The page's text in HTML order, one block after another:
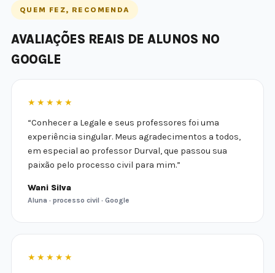
QUEM FEZ, RECOMENDA
AVALIAÇÕES REAIS DE ALUNOS NO
GOOGLE
★★★★★
“Conhecer a Legale e seus professores foi uma
experiência singular. Meus agradecimentos a todos,
em especial ao professor Durval, que passou sua
paixão pelo processo civil para mim.”
Wani Silva
Aluna · processo civil · Google
★★★★★